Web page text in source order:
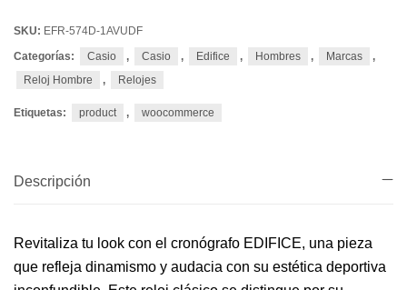
SKU: EFR-574D-1AVUDF
Categorías:
Casio , Casio , Edifice , Hombres , Marcas
,
Reloj Hombre
, Relojes
Etiquetas: product , woocommerce
Descripción
Revitaliza tu look con el cronógrafo EDIFICE, una pieza
que refleja dinamismo y audacia con su estética deportiva